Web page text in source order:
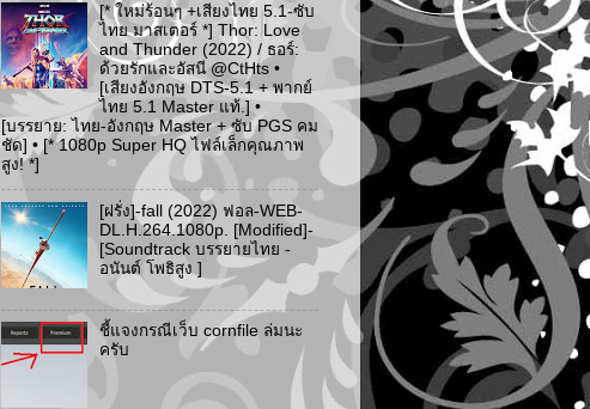
[* ใหม่ร้อนๆ +เสียงไทย 5.1-ซับ
ไทย มาสเตอร์ *] Thor: Love
and Thunder (2022) / ธอร์:
ด้วยรักและอัสนี @CtHts •
[เสียงอังกฤษ DTS-5.1 + พากย์
ไทย 5.1 Master แท้.] •
[บรรยาย: ไทย-อังกฤษ Master + ซับ PGS คม
ชัด] • [* 1080p Super HQ ไฟล์เล็กคุณภาพ
สูง! *]
[ฝรั่ง]-fall (2022) ฟอล-WEB-
DL.H.264.1080p. [Modified]-
[Soundtrack บรรยายไทย -
อนันต์ โพธิสูง ]
ชี้แจงกรณีเว็บ cornfile ล่มนะ
ครับ